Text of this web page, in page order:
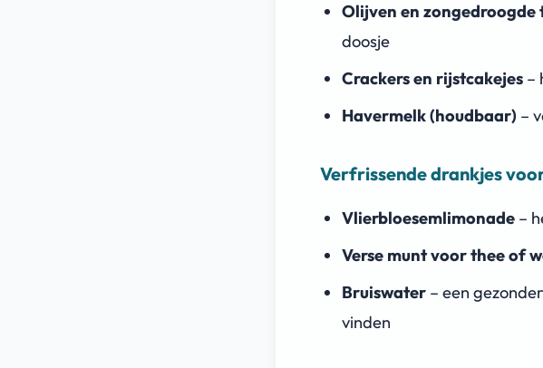
Olijven en zongedroogde
doosje
Crackers en rijstcakejes –
Havermelk (houdbaar) –
Verfrissende drankjes
Vlierbloesemlimonade –
Verse munt voor thee of
Bruiswater – een
vinden